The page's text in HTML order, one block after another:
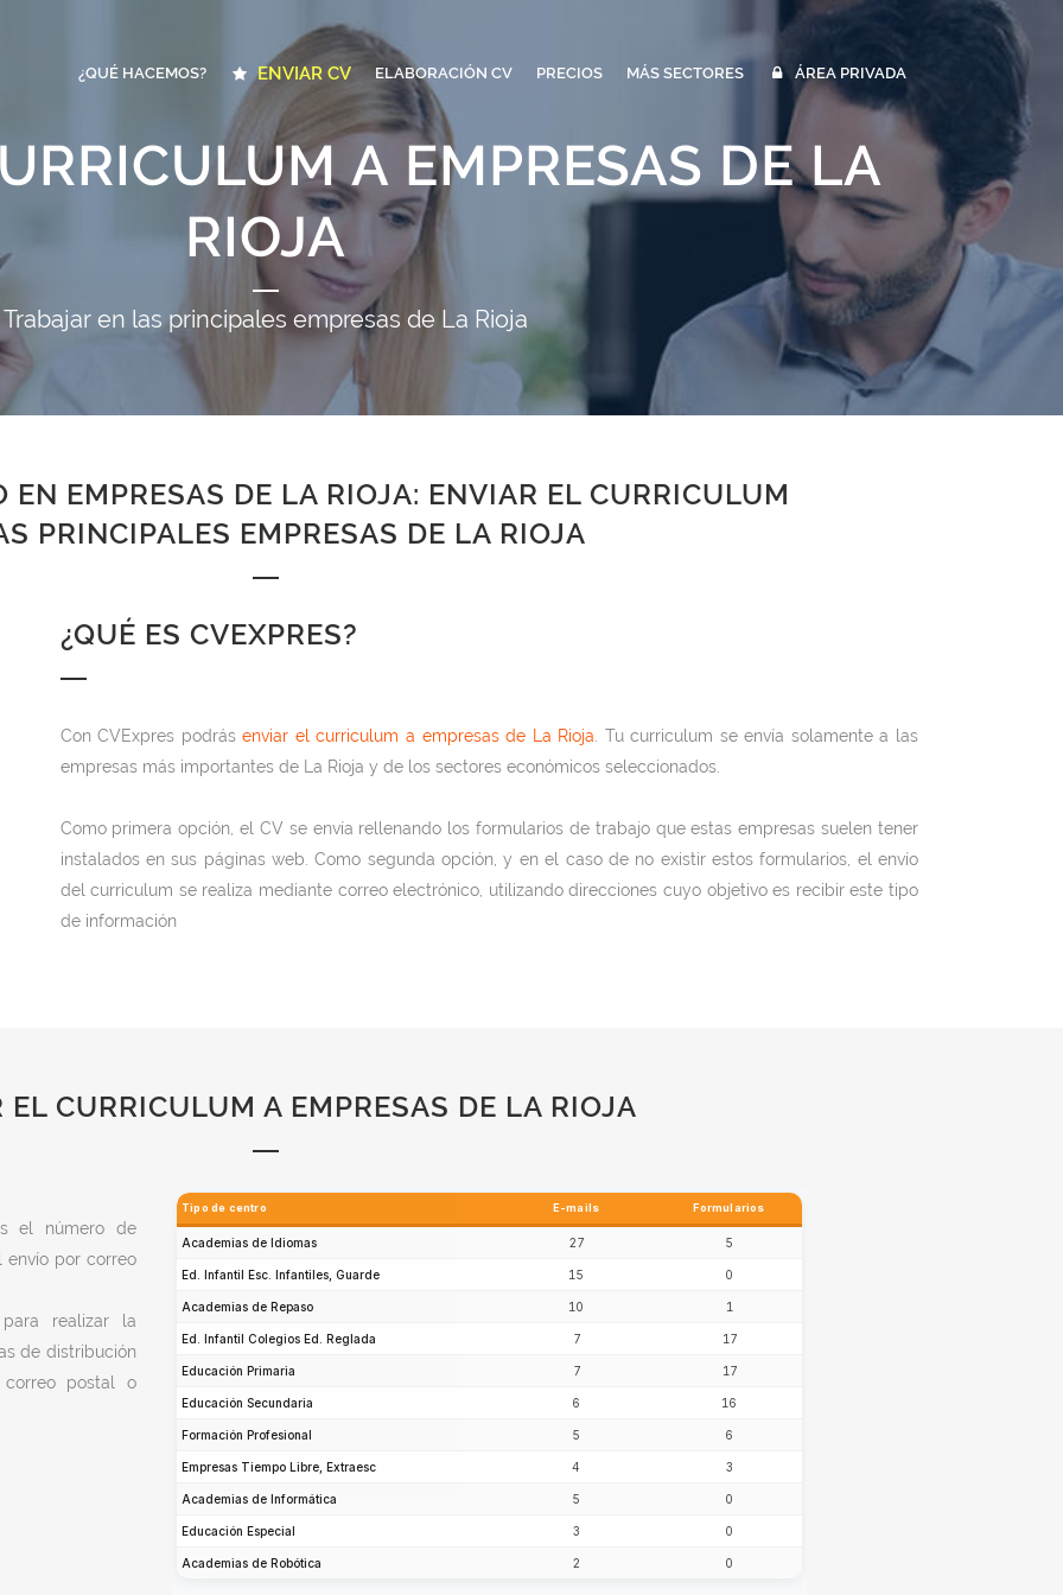
¿QUÉ HACEMOS? ENVIAR CV ELABORACIÓN CV PRECIOS MÁS SECTORES ÁREA PRIVADA
A EMPRESAS DE LA
RIOJA
Trabajar en las principales empresas de La Rioja
EN EMPRESAS DE LA RIOJA: ENVIAR EL CURRICULUM
PRINCIPALES EMPRESAS DE LA RIOJA
¿QUÉ ES CVEXPRES?
Con CVExpres podrásenviar el curriculum a empresas de La Rioja . Tu curriculum se envía solamente a las
empresas más importantes de La Rioja y de los sectores económicos seleccionados.
Como primera opción, el CV se envía rellenando los formularios de trabajo que estas empresas suelen tener
instalados en sus páginas web. Como segunda opción, y en el caso de no existir estos formularios, el envío
del curriculum se realiza mediante correo electrónico, utilizando direcciones cuyo objetivo es recibir este tipo
de información
EL CURRICULUM A EMPRESAS DE LA RIOJA
el número de
envío por correo
realizar la
de distribución
postal o